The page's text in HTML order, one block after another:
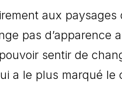
aux
pas d’apparence
sentir de
a le plus marqué